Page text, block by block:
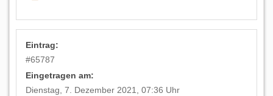
Eintrag:
#65787
Eingetragen am:
Dienstag, 7. Dezember 2021, 07:36 Uhr